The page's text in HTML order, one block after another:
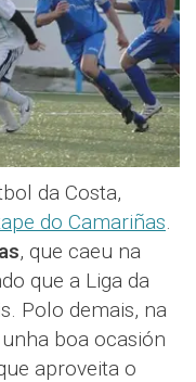
da Costa,
do Camariñas.
, que caeu na
que a Liga da
Polo demais, na
boa ocasión
aproveita o